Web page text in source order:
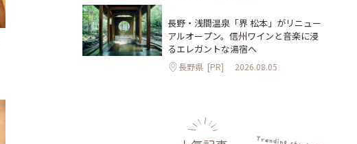
長野・浅間温泉「界 松本」がリニュー
アルオープン。信州ワインと音楽に浸
るエレガントな湯宿へ
長野県 [PR] 2026.08.05